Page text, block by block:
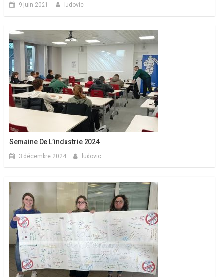
9 juin 2021 ludovic
Semaine De L’industrie 2024
3 décembre 2024 ludovic